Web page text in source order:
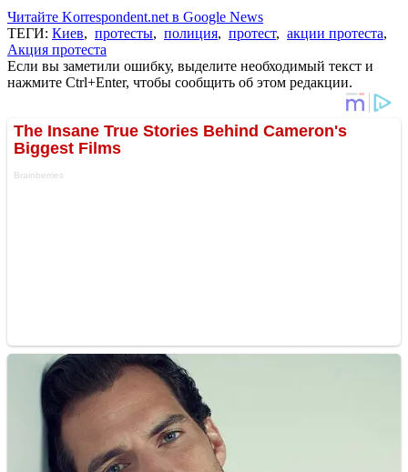
Читайте Korrespondent.net в Google News
ТЕГИ: Киев, протесты, полиция, протест, акции протеста,
Акция протеста
Если вы заметили ошибку, выделите необходимый текст и
нажмите Ctrl+Enter, чтобы сообщить об этом редакции.